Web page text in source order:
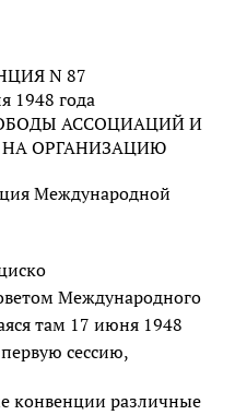
N 87
1948 года
АССОЦИАЦИЙ И
ОРГАНИЗАЦИЮ
Международной
Международного
там 17 июня 1948
сессию,
конвенции различные